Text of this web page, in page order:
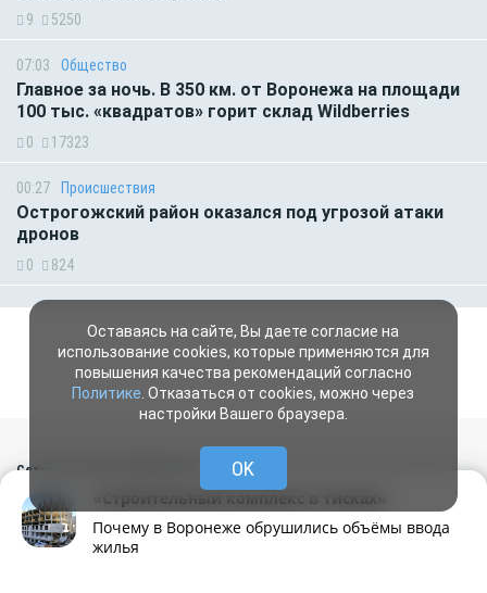
9 5250
07:03 Общество
Главное за ночь. В 350 км. от Воронежа на площади
100 тыс. «квадратов» горит склад Wildberries
0 17323
00:27 Происшествия
Острогожский район оказался под угрозой атаки
дронов
0 824
«Строительный комплекс в тисках»
Почему в Воронеже обрушились объёмы ввода
жилья
Сетевое издание «МОЁ! Online»
(перевод - «МОЁ! Прямая линия»)
Сетевое издание, зарегистрировано 30.12.2014 г. Федеральной службой по
надзору в сфере связи, информационных технологий и массовых
коммуникаций (Роскомнадзор)
Свидетельство о регистрации ЭЛ № ФС77-60431 от 30.12.2014 г.
Оставаясь на сайте, Вы даете согласие на
использование cookies, которые применяются для
повышения качества рекомендаций согласно
Политике . Отказаться от cookies, можно через
настройки Вашего браузера.
OK